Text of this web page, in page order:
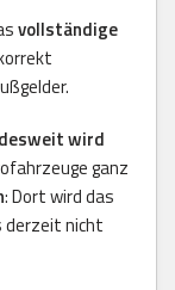
vollständige
wird
ganz
: Dort wird das
derzeit nicht